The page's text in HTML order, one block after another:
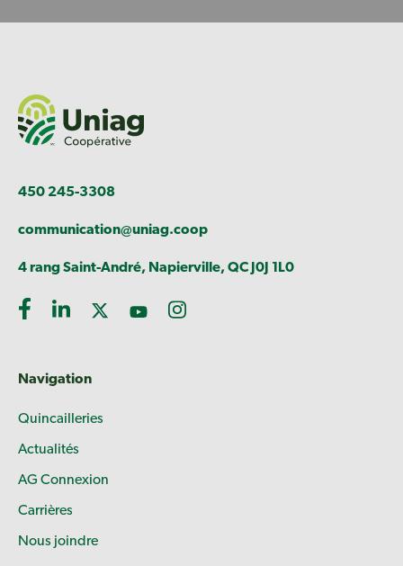
450 245-3308
communication@uniag.coop
4 rang Saint-André, Napierville, QC J0J 1L0
Navigation
Quincailleries
Actualités
AG Connexion
Carrières
Nous joindre